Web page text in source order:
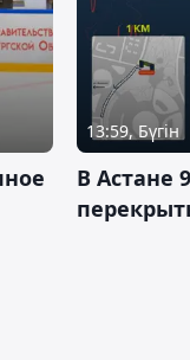
13:59, Бүгін
В Астане